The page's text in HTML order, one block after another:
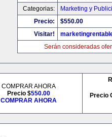
Categorias:
Marketing y
Precio:
$550.00
Visitar!
Serán consideradas
COMPRAR AHORA
Precio $550.00
COMPRAR AHORA
Precio